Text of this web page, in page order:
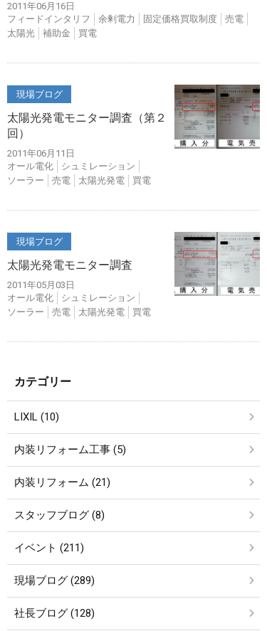
2011年06月16日
フィードインタリフ
余剰電力 固定価格買取制度
売電
太陽光
補助金 買電
現場ブログ
太陽光発電モニター調査（第２
回）
2011年06月11日
オール電化
シュミレーション
ソーラー
売電 太陽光発電 買電
現場ブログ
太陽光発電モニター調査
2011年05月03日
オール電化
シュミレーション
ソーラー
売電 太陽光発電 買電
カテゴリー
LIXIL (10)
内装リフォーム工事 (5)
内装リフォーム (21)
スタッフブログ (8)
イベント (211)
現場ブログ (289)
社長ブログ (128)